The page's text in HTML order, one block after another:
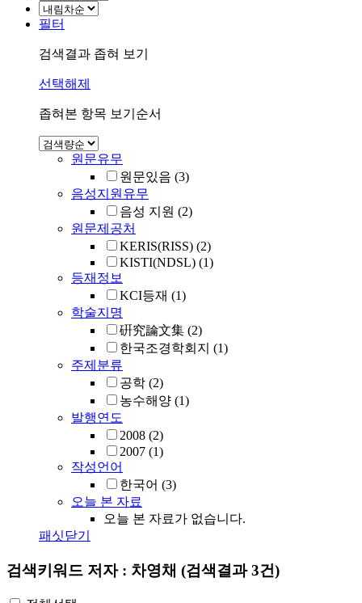
필터
검색결과 좁혀 보기
선택해제
좁혀본 항목 보기순서
원문유무
원문있음 (3)
음성지원유무
음성 지원 (2)
원문제공처
KERIS(RISS) (2)
KISTI(NDSL) (1)
등재정보
KCI등재 (1)
학술지명
硏究論文集 (2)
한국조경학회지 (1)
주제분류
공학 (2)
농수해양 (1)
발행연도
2008 (2)
2007 (1)
작성언어
한국어 (3)
오늘 본 자료
오늘 본 자료가 없습니다.
패싯닫기
검색키워드 저자 : 차영채 (검색결과 3건)